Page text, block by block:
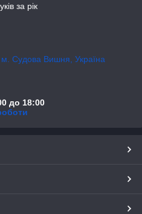
за рік
Судова Вишня, Україна
до 18:00